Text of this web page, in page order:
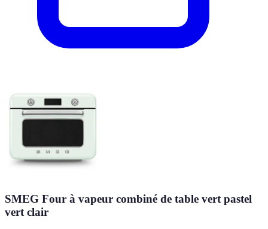
SMEG Four à vapeur combiné de table vert pastel
vert clair